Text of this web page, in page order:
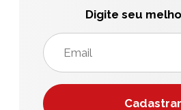
Digite seu